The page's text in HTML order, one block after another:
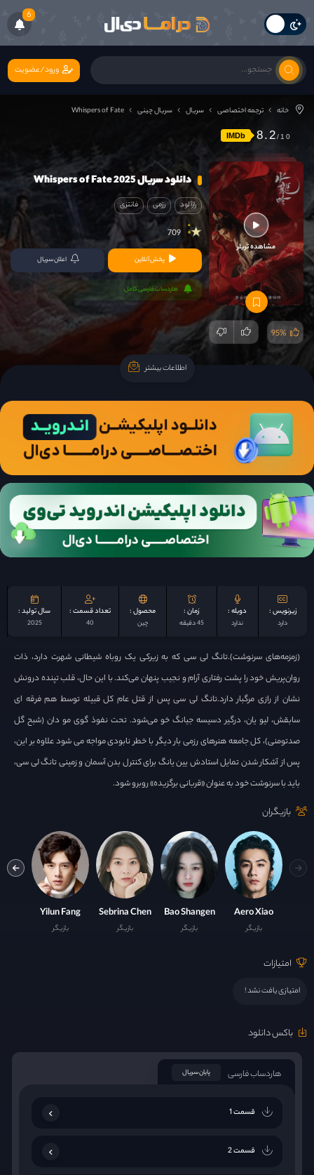
6
ورود/عضویت
خانه ترجمه اختصاصی سریال سریال چینی Whispers of Fate
IMDb 8.2
مشاهده تریلر
95%
دانلود سریال Whispers of Fate 2025
رازآلود رزمی فانتزی
709
پخش آنلاین اعلان سریال
هاردساب فارسی کامل
اطلاعات بیشتر
زیرنویس :
دارد
دوبله :
ندارد
زمان :
45 دقیقه
محصول :
چين
تعداد قسمت :
40
سال تولید :
2025
(زمزمه‌های سرنوشت).تانگ لی سی که به زیرکی یک روباه شیطانی شهرت دارد، ذات
روان‌پریش خود را پشت رفتاری آرام و نجیب پنهان می‌کند. با این حال، قلب تپنده‌ درونش
نشان از رازی مرگبار دارد.تانگ لی سی پس از قتل عام کل قبیله توسط هم فرقه ای
سابقش، لیو یان، درگیر دسیسه جیانگ خو می‌شود. تحت نفوذ گوی مو دان (شبح گل
صدتومنی)، کل جامعه هنرهای رزمی بار دیگر با خطر نابودی مواجه می شود علاوه بر این،
پس از آشکار شدن تمایل استادش یین یانگ برای کنترل بدن آسمان و زمینی تانگ لی سی،
باید با سرنوشت خود به عنوان «قربانی برگزیده» روبرو شود.
بازیگران
Aero Xiao
بازیگر
Bao Shangen
بازیگر
Sebrina Chen
بازیگر
Yilun Fang
بازیگر
امتیازات
امتیازی یافت نشد !
باکس دانلود
هاردساب فارسی پایان سریال
قسمت 1
قسمت 2